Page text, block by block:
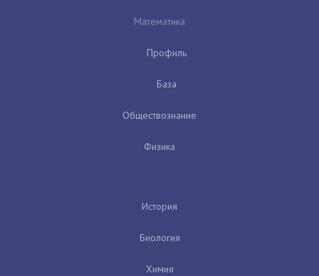
Математика
Профиль
База
Обществознание
Физика
История
Биология
Химия